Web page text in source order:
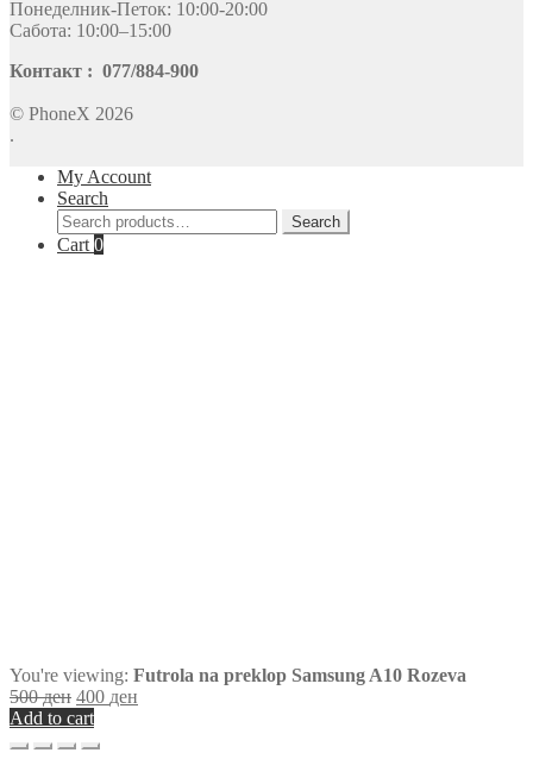
Понеделник-Петок: 10:00-20:00
Сабота: 10:00–15:00
Контакт : 077/884-900
© PhoneX 2026
.
My Account
Search
Search
for:
Search
Cart 0
You're viewing: Futrola na preklop Samsung A10 Rozeva
500ден 400 ден
Add to cart